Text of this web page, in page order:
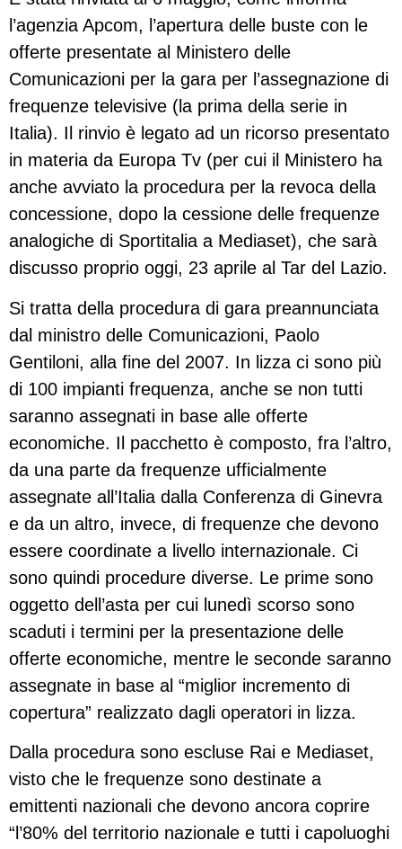
l’agenzia Apcom, l’apertura delle buste con le
offerte presentate al Ministero delle
Comunicazioni per la gara per l’assegnazione di
frequenze televisive (la prima della serie in
Italia). Il rinvio è legato ad un ricorso presentato
in materia da Europa Tv (per cui il Ministero ha
anche avviato la procedura per la revoca della
concessione, dopo la cessione delle frequenze
analogiche di Sportitalia a Mediaset), che sarà
discusso proprio oggi, 23 aprile al Tar del Lazio.
Si tratta della procedura di gara preannunciata
dal ministro delle Comunicazioni, Paolo
Gentiloni, alla fine del 2007. In lizza ci sono più
di 100 impianti frequenza, anche se non tutti
saranno assegnati in base alle offerte
economiche. Il pacchetto è composto, fra l’altro,
da una parte da frequenze ufficialmente
assegnate all’Italia dalla Conferenza di Ginevra
e da un altro, invece, di frequenze che devono
essere coordinate a livello internazionale. Ci
sono quindi procedure diverse. Le prime sono
oggetto dell’asta per cui lunedì scorso sono
scaduti i termini per la presentazione delle
offerte economiche, mentre le seconde saranno
assegnate in base al “miglior incremento di
copertura” realizzato dagli operatori in lizza.
Dalla procedura sono escluse Rai e Mediaset,
visto che le frequenze sono destinate a
emittenti nazionali che devono ancora coprire
“l’80% del territorio nazionale e tutti i capoluoghi